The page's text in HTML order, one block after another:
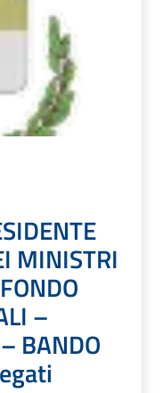
MINISTRI
–
BANDO